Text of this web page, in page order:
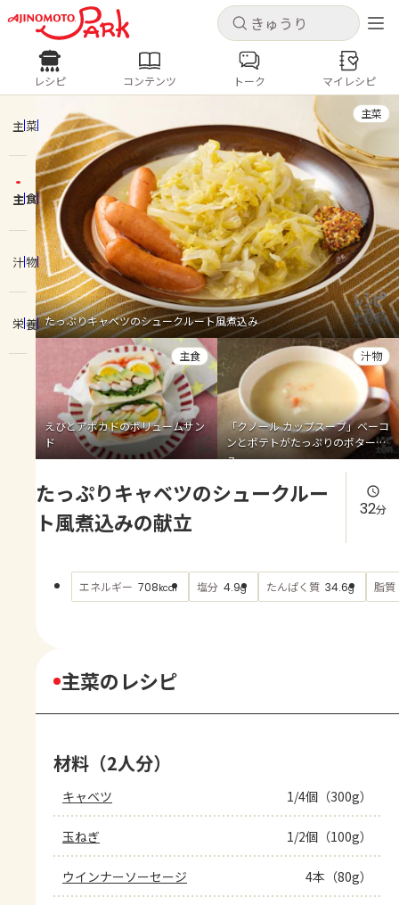
キャンセル
ログインするとレシピを保存できます
ログイン 新規登録
ホーム
コンテンツ
レシピ
トーク
よくあるお問い合わせ
お買い物
AJINOMOTO PARK とは
キャンセル
レシピ コンテンツ
人気の食材・レシピ
きゅうり なす トマト
とうもろこし
ピーマン
みょうが ゴーヤ
レシピ コンテンツ トーク マイレシピ
主菜
主食
汁物
栄養 たっぷりキャベツのシュークルート風煮込み
主菜
えびとアボカドのボリュームサン
ド
主食
「クノール カップスープ」ベーコ
ンとポテトがたっぷりのポタージ
ュ
汁物
たっぷりキャベツのシュークルー
ト風煮込みの献立
32分
エネルギー 708kcal 塩分 4.9g たんぱく質 34.6g 脂質
主菜のレシピ
材料（2人分）
キャベツ 1/4個（300g）
玉ねぎ 1/2個（100g）
ウインナーソーセージ 4本（80g）